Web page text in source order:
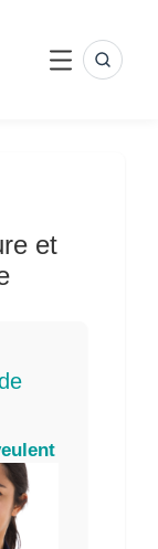
MENU
et